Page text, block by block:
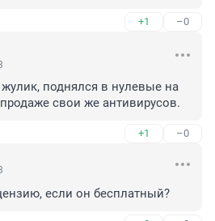
+1 –0
поднялся в нулевые на
свои же антивирусов.
+1 –0
если он бесплатный?